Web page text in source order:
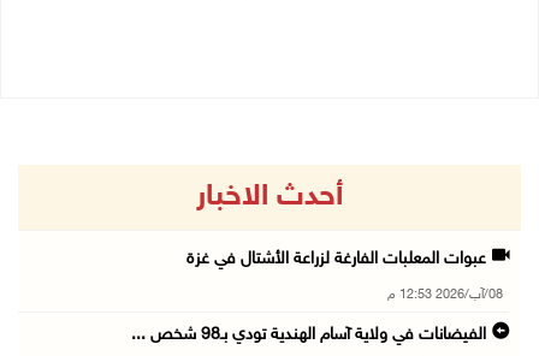
أحدث الاخبار
عبوات المعلبات الفارغة لزراعة الأشتال في غزة
08/آب/2026 12:53 م
الفيضانات في ولاية آسام الهندية تودي بـ98 شخص ...